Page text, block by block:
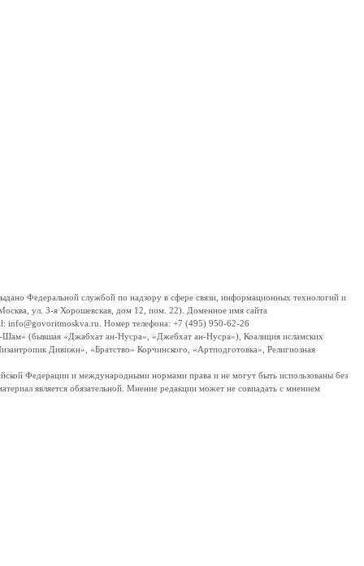
Федеральной службой по надзору в сфере связи, информационных технологий и
ул. 3-я Хорошевская, дом 12, пом. 22). Доменное имя сайта
info@govoritmoskva.ru. Номер телефона: +7 (495) 950-62-26
Шам» (бывшая «Джабхат ан-Нусра», «Джебхат ан-Нусра»), Коалиция исламских
Дивижн», «Братство» Корчинского, «Артподготовка», Религиозная
Федерации и международными нормами права и не могут быть использованы без
является обязательной. Мнение редакции может не совпадать с мнением